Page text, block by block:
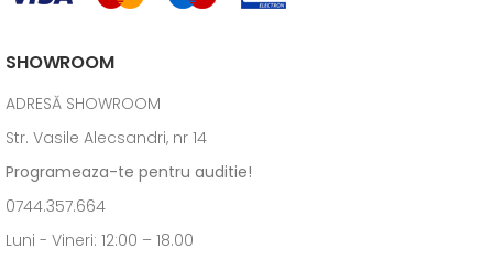
SHOWROOM
ADRESĂ SHOWROOM
Str. Vasile Alecsandri, nr 14
Programeaza-te pentru auditie!
0744.357.664
Luni - Vineri: 12:00 – 18.00